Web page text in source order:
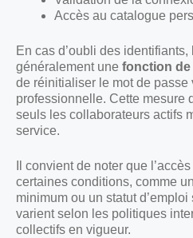
Accès au catalogue
En cas d’oubli des
généralement une fonction
de réinitialiser le mot de passe
professionnelle. Cette mesure
seuls les collaborateurs actifs
service.
Il convient de noter que
certaines conditions, comme
minimum ou un statut
varient selon les politiques
collectifs en vigueur.